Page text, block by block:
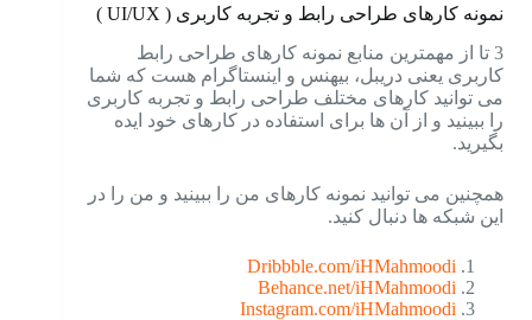
نمونه کارهای طراحی رابط و تجربه کاربری ( UI/UX )
3 تا از مهمترین منابع نمونه کارهای طراحی رابط
کاربری یعنی دریبل، بیهنس و اینستاگرام هست که شما
می توانید کارهای مختلف طراحی رابط و تجربه کاربری
را ببینید و از آن ها برای استفاده در کارهای خود ایده
بگیرید.
همچنین می توانید نمونه کارهای من را ببینید و من را در
این شبکه ها دنبال کنید.
Dribbble.com/iHMahmoodi
Behance.net/iHMahmoodi
Instagram.com/iHMahmoodi